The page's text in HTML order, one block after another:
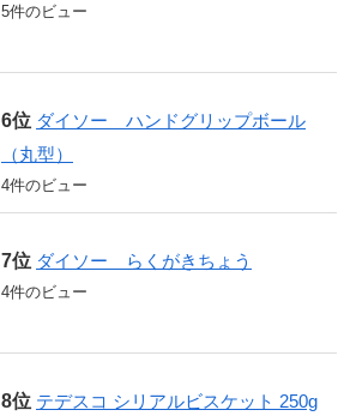
5件のビュー
ダイソー ハンドグリップボール
（丸型）
4件のビュー
ダイソー らくがきちょう
4件のビュー
テデスコ シリアルビスケット 250g